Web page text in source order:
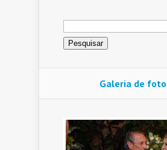
Pesquisar
por:
Galeria de